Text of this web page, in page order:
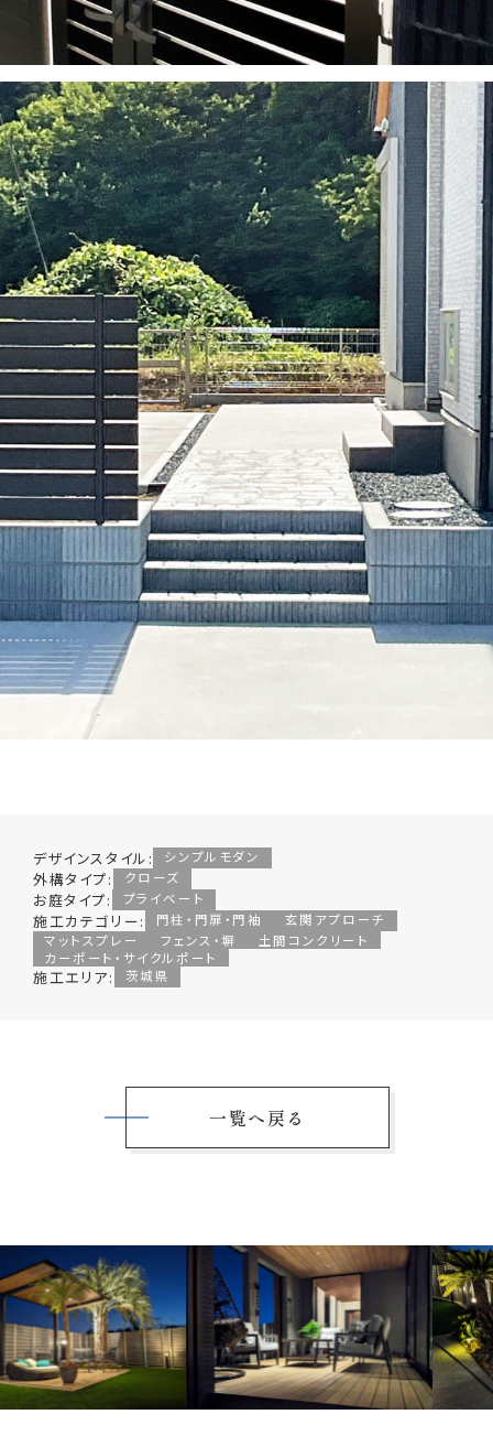
デザインスタイル: シンプルモダン
外構タイプ: クローズ
お庭タイプ: プライベート
施工カテゴリー: 門柱・門扉・門袖
玄関アプローチ
マットスプレー
フェンス・塀
土間コンクリート
カーポート・サイクルポート
施工エリア: 茨城県
一覧へ戻る